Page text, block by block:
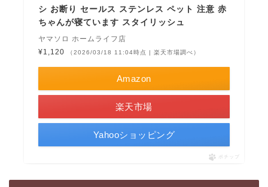
シ お断り セールス ステンレス ペット 注意 赤
ちゃんが寝ています スタイリッシュ
ヤマソロ ホームライフ店
¥1,120
（2026/03/18 11:04時点 | 楽天市場調べ）
Amazon
楽天市場
Yahooショッピング
ポチップ